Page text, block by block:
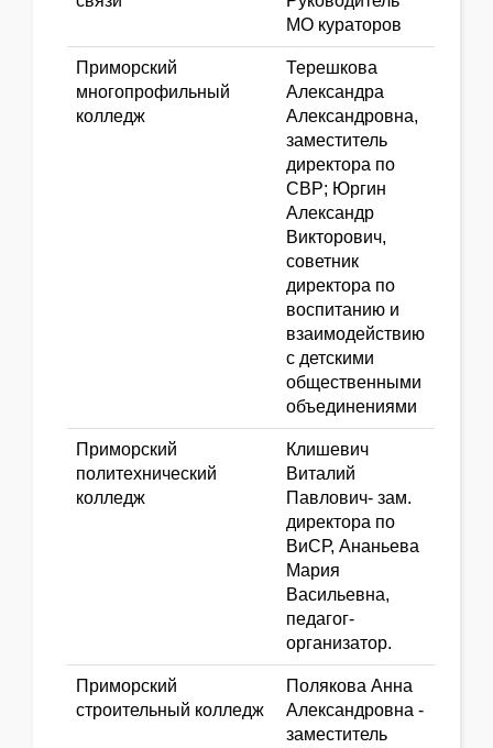
МО кураторов
Приморский
многопрофильный
колледж
Терешкова
Александра
Александровна,
заместитель
директора по
СВР; Юргин
Александр
Викторович,
советник
директора по
воспитанию и
взаимодействию
с детскими
общественными
объединениями
Приморский
политехнический
колледж
Клишевич
Виталий
Павлович- зам.
директора по
ВиСР, Ананьева
Мария
Васильевна,
педагог-
организатор.
Приморский
строительный колледж
Полякова Анна
Александровна -
заместитель